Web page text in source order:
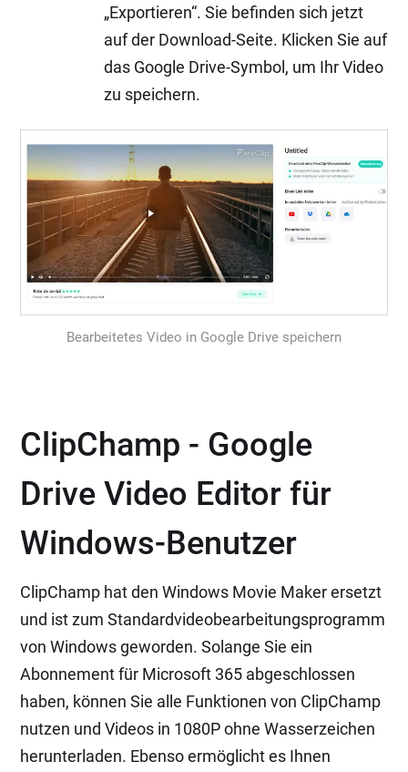
„Exportieren“. Sie befinden sich jetzt
auf der Download-Seite. Klicken Sie auf
das Google Drive-Symbol, um Ihr Video
zu speichern.
Bearbeitetes Video in Google Drive speichern
ClipChamp - Google
Drive Video Editor für
Windows-Benutzer
ClipChamp hat den Windows Movie Maker ersetzt
und ist zum Standardvideobearbeitungsprogramm
von Windows geworden. Solange Sie ein
Abonnement für Microsoft 365 abgeschlossen
haben, können Sie alle Funktionen von ClipChamp
nutzen und Videos in 1080P ohne Wasserzeichen
herunterladen. Ebenso ermöglicht es Ihnen